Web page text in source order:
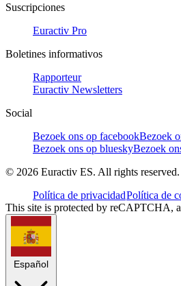
Suscripciones
Euractiv Pro
Boletines informativos
Rapporteur
Euractiv Newsletters
Social
Bezoek ons op facebookBezoek
Bezoek ons op blueskyBezoek
© 2026 Euractiv ES. All rights reserved.
Política de privacidadPolítica de
This site is protected by reCAPTCHA,
Español